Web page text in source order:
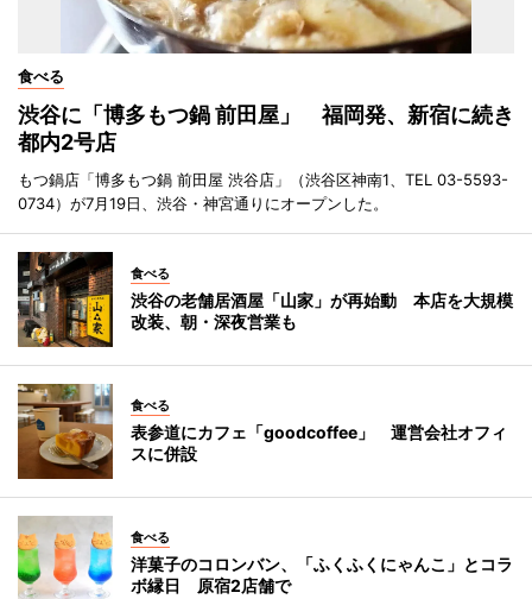
食べる
渋谷に「博多もつ鍋 前田屋」 福岡発、新宿に続き
都内2号店
もつ鍋店「博多もつ鍋 前田屋 渋谷店」（渋谷区神南1、TEL 03-5593-
0734）が7月19日、渋谷・神宮通りにオープンした。
食べる
渋谷の老舗居酒屋「山家」が再始動 本店を大規模
改装、朝・深夜営業も
食べる
表参道にカフェ「goodcoffee」 運営会社オフィ
スに併設
食べる
洋菓子のコロンバン、「ふくふくにゃんこ」とコラ
ボ縁日 原宿2店舗で